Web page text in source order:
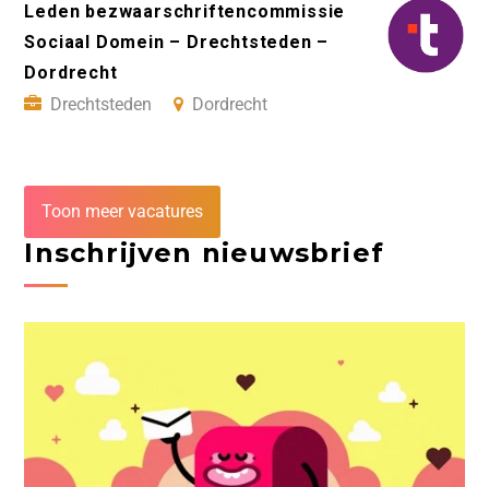
Leden bezwaarschriftencommissie
Sociaal Domein – Drechtsteden –
Dordrecht
Drechtsteden
Dordrecht
Toon meer vacatures
Inschrijven nieuwsbrief